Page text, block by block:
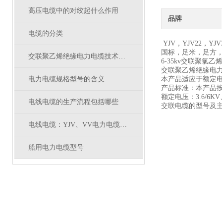
高压电缆中的对绞起什么作用
电缆的分类
交联聚乙烯绝缘电力电缆技术参数
电力电缆规格型号的含义
电线电缆的生产流程包括哪些
电线电缆：YJV、VV电力电缆有什么区别
船用电力电缆型号
品牌
YJV，YJV22，
国标，足米，足方
6-35kv交联聚氯乙
交联聚乙烯绝缘电
本产品适应于额定
产品标准：本产品
额定电压：3.6/6KV
交联电缆的型号及